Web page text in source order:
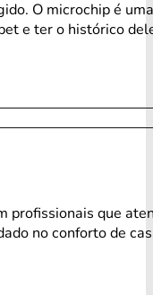
O microchip é
e ter o histórico
profissionais que
no conforto de